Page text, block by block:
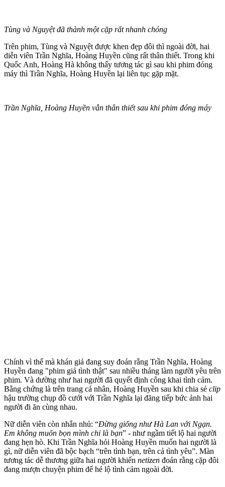
Tùng và Nguyệt đã thành một cặp rất nhanh chóng
Trên phim, Tùng và Nguyệt được khen đẹp đôi thì ngoài đời, hai
diễn viên Trần Nghĩa, Hoàng Huyền cũng rất thân thiết. Trong khi
Quốc Anh, Hoàng Hà không thấy tương tác gì sau khi phim đóng
máy thì Trần Nghĩa, Hoàng Huyền lại liên tục gặp mặt.
Trần Nghĩa, Hoàng Huyền vẫn thân thiết sau khi phim đóng máy
Chính vì thế mà khán giả đang suy đoán rằng Trần Nghĩa, Hoàng
Huyền đang "phim giả tình thật" sau nhiều tháng làm người yêu trên
phim. Và dường như hai người đã quyết định công khai tình cảm.
Bằng chứng là trên trang cá nhân, Hoàng Huyền sau khi chia sẻ clip
hậu trường chụp đồ cưới với Trần Nghĩa lại đăng tiếp bức ảnh hai
người đi ăn cùng nhau.
Nữ diễn viên còn nhắn nhủ: “Đừng giống như Hà Lan với Ngạn.
Em không muốn bọn mình chỉ là bạn” - như ngầm tiết lộ hai người
đang hẹn hò. Khi Trần Nghĩa hỏi Hoàng Huyền muốn hai người là
gì, nữ diễn viên đã bộc bạch “trên tình bạn, trên cả tình yêu”. Màn
tương tác dễ thương giữa hai người khiến netizen đoán rằng cặp đôi
đang mượn chuyện phim để hé lộ tình cảm ngoài đời.